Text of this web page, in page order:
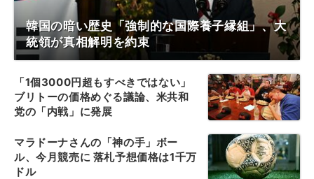
韓国の暗い歴史「強制的な国際養子縁組」、大
統領が真相解明を約束
「1個3000円超もすべきではない」
ブリトーの価格めぐる議論、米共和
党の「内戦」に発展
マラドーナさんの「神の手」ボー
ル、今月競売に 落札予想価格は1千万
ドル